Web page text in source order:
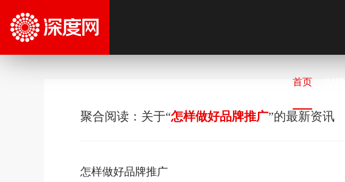
首页
聚合阅读：关于“怎样做好品牌推广”的最新资讯
怎样做好品牌推广